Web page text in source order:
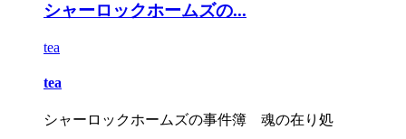
シャーロックホームズの...
tea
tea
シャーロックホームズの事件簿 魂の在り処